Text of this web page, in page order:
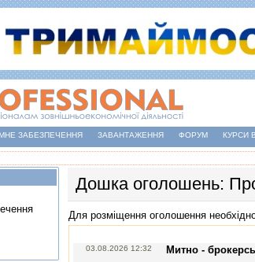
ЗАБЕЗПЕЧЕННЯ ЗАВАНТАЖЕННЯ ФОРУМ КУРСИ
Дошка оголошень:
Для розміщення оголошення
03.08.2026 12:32 Митно -